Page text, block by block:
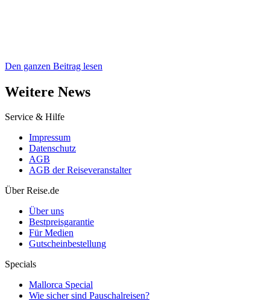
Den ganzen Beitrag lesen
Weitere News
Service & Hilfe
Impressum
Datenschutz
AGB
AGB der Reiseveranstalter
Über Reise.de
Über uns
Bestpreisgarantie
Für Medien
Gutscheinbestellung
Specials
Mallorca Special
Wie sicher sind Pauschalreisen?